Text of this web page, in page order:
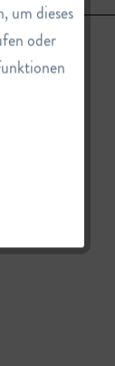
um dieses
oder